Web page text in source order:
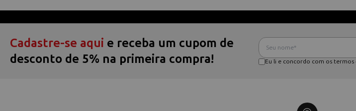
Cadastre-se aqui e receba um cupom de
desconto de 5% na primeira compra!
Eu li e concordo com os termos